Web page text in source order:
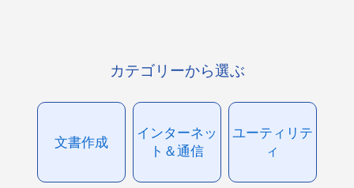
カテゴリーから選ぶ
文書作成
インターネッ
ト＆通信
ユーティリテ
ィ